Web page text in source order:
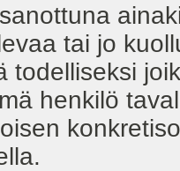
tai jo
todelliseksi
henkilö